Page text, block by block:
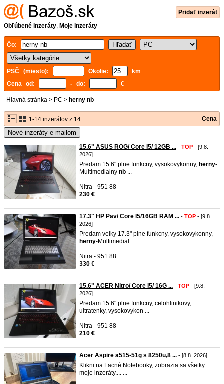
Pridať inzerát
Obľúbené inzeráty, Moje inzeráty
Čo:
PSČ (miesto): Okolie:
km
Cena od:
- do: €
Hlavná stránka > PC > herny nb
1-14 inzerátov z 14 Cena
Nové inzeráty e-mailom
15.6" ASUS ROG/ Core I5/ 12GB ... - TOP - [9.8.
2026]
Predam 15.6" plne funkcny, vysokovykonny, herny-
Multimedialny nb ...
Nitra - 951 88
230 €
17.3" HP Pav/ Core I5/16GB RAM ... - TOP - [9.8.
2026]
Predam velky 17.3" plne funkcny, vysokovykonny,
herny-Multimedial ...
Nitra - 951 88
330 €
15.6" ACER Nitro/ Core I5/ 16G ... - TOP - [9.8.
2026]
Predam 15.6" plne funkcny, celohlinikovy,
ultratenky, vysokovykon ...
Nitra - 951 88
210 €
Acer Aspire a515-51g s 8250u,8 ... - [8.8. 2026]
Klikni na Lacné Notebooky, zobrazia sa všetky
moje inzeráty.... ...